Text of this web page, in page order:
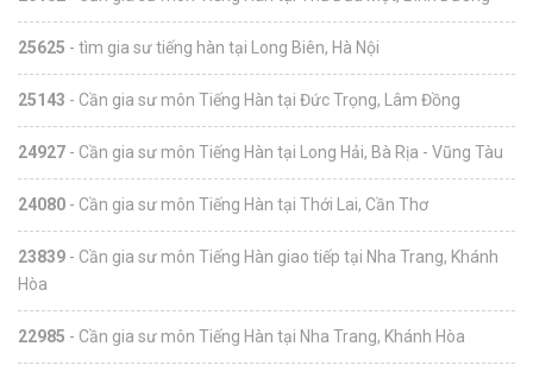
25625 - tìm gia sư tiếng hàn tại Long Biên, Hà Nội
25143 - Cần gia sư môn Tiếng Hàn tại Đức Trọng, Lâm Đồng
24927 - Cần gia sư môn Tiếng Hàn tại Long Hải, Bà Rịa - Vũng Tàu
24080 - Cần gia sư môn Tiếng Hàn tại Thới Lai, Cần Thơ
23839 - Cần gia sư môn Tiếng Hàn giao tiếp tại Nha Trang, Khánh
Hòa
22985 - Cần gia sư môn Tiếng Hàn tại Nha Trang, Khánh Hòa